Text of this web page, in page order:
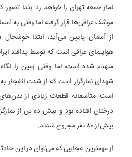
نماز جمعه تهران را خواهد زد ابتدا
موشک عراقی‌ها قرار گرفته اما وقتی به
از آسمان پایین می‌آید، ابتدا
هواپیمای عراقی است که توسط پدافند
منهدم شده است، اما وقتی زمین را
شهدای نمازگزار است که از شدت انفجار
است، متأسفانه قطعات زیادی از
درختان افتاده بود و بیش ده تن از
بیش از ۸۰ نفر مجروح شدند.
از مهمترین عجایبی که می‌توان در این